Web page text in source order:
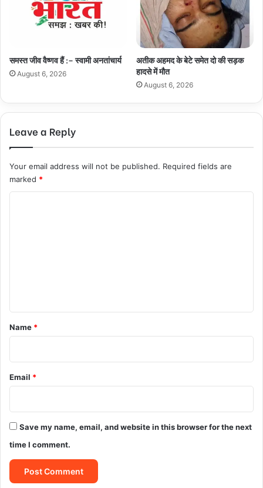
समस्त जीव वैष्णव हैं :– स्वामी अनतांचार्य
August 6, 2026
अतीक अहमद के बेटे समेत दो की सड़क
हादसे में मौत
August 6, 2026
Leave a Reply
Your email address will not be published. Required fields are
marked *
*
Name *
Email *
Save my name, email, and website in this browser for the next
time I comment.